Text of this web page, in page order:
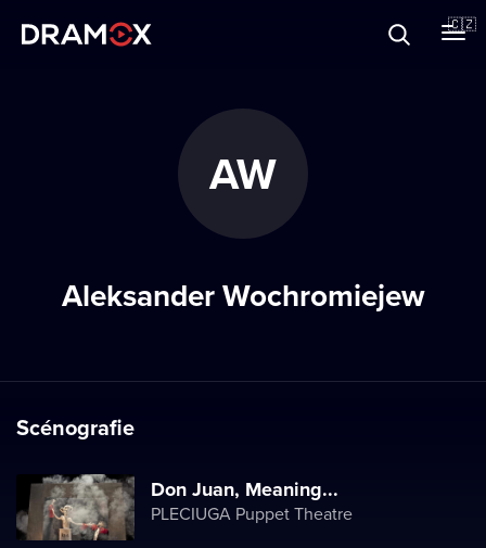
🇨🇿
AW
Aleksander Wochromiejew
Scénografie
Don Juan, Meaning...
PLECIUGA Puppet Theatre